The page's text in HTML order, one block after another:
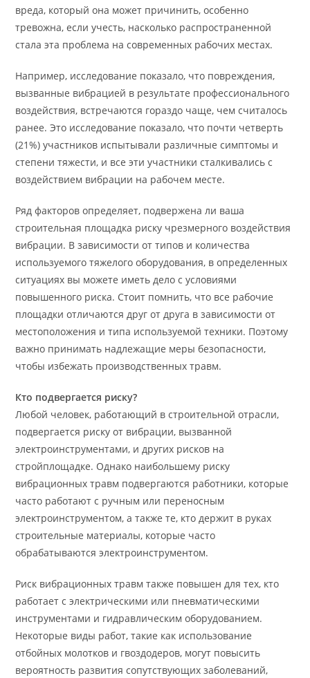
вреда, который она может причинить, особенно
тревожна, если учесть, насколько распространенной
стала эта проблема на современных рабочих местах.
Например, исследование показало, что повреждения,
вызванные вибрацией в результате профессионального
воздействия, встречаются гораздо чаще, чем считалось
ранее. Это исследование показало, что почти четверть
(21%) участников испытывали различные симптомы и
степени тяжести, и все эти участники сталкивались с
воздействием вибрации на рабочем месте.
Ряд факторов определяет, подвержена ли ваша
строительная площадка риску чрезмерного воздействия
вибрации. В зависимости от типов и количества
используемого тяжелого оборудования, в определенных
ситуациях вы можете иметь дело с условиями
повышенного риска. Стоит помнить, что все рабочие
площадки отличаются друг от друга в зависимости от
местоположения и типа используемой техники. Поэтому
важно принимать надлежащие меры безопасности,
чтобы избежать производственных травм.
Кто подвергается риску?
Любой человек, работающий в строительной отрасли,
подвергается риску от вибрации, вызванной
электроинструментами, и других рисков на
стройплощадке. Однако наибольшему риску
вибрационных травм подвергаются работники, которые
часто работают с ручным или переносным
электроинструментом, а также те, кто держит в руках
строительные материалы, которые часто
обрабатываются электроинструментом.
Риск вибрационных травм также повышен для тех, кто
работает с электрическими или пневматическими
инструментами и гидравлическим оборудованием.
Некоторые виды работ, такие как использование
отбойных молотков и гвоздодеров, могут повысить
вероятность развития сопутствующих заболеваний,